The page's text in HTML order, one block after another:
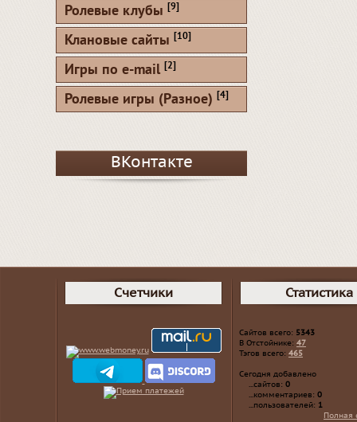
Ролевые клубы [9]
Клановые сайты [10]
Игры по e-mail [2]
Ролевые игры (Разное) [4]
ВКонтакте
Счетчики Статистика
Сайтов всего: 5343
В Отстойнике: 47
Тэгов всего: 465
Сегодня добавлено
...сайтов: 0
...комментариев: 0
...пользователей: 1
Полная